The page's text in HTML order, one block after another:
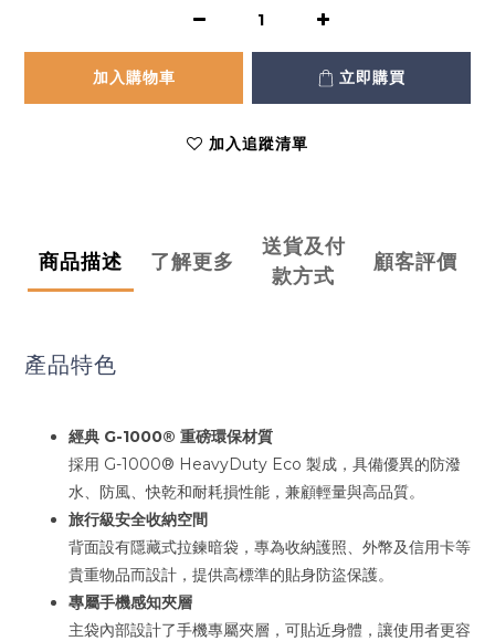
加入購物車 立即購買
加入追蹤清單
商品描述 了解更多
送貨及付
款方式
顧客評價
產品特色
經典 G-1000® 重磅環保材質
採用 G-1000® HeavyDuty Eco 製成，具備優異的防潑
水、防風、快乾和耐耗損性能，兼顧輕量與高品質。
旅行級安全收納空間
背面設有隱藏式拉鍊暗袋，專為收納護照、外幣及信用卡等
貴重物品而設計，提供高標準的貼身防盜保護。
專屬手機感知夾層
主袋內部設計了手機專屬夾層，可貼近身體，讓使用者更容